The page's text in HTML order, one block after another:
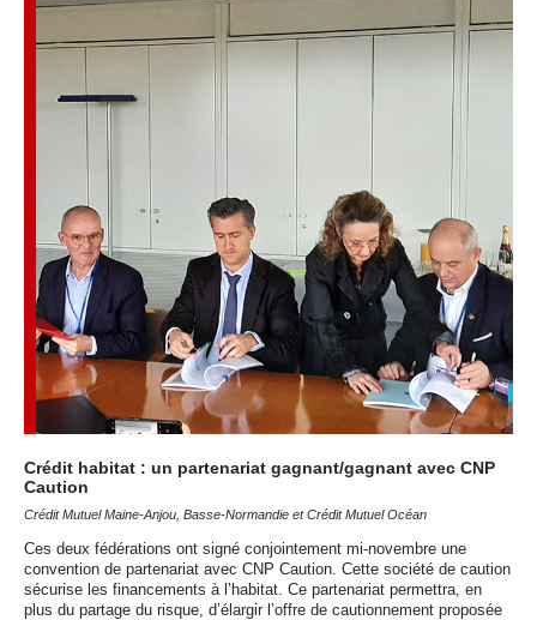
Crédit habitat : un partenariat gagnant/gagnant avec CNP
Caution
Crédit Mutuel Maine-Anjou, Basse-Normandie et Crédit Mutuel Océan
Ces deux fédérations ont signé conjointement mi-novembre une
convention de partenariat avec CNP Caution. Cette société de caution
sécurise les financements à l’habitat. Ce partenariat permettra, en
plus du partage du risque, d’élargir l’offre de cautionnement proposée